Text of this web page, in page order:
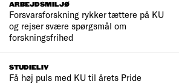
ARBEJDSMILJØ
Forsvarsforskning rykker tættere på KU
og rejser svære spørgsmål om
forskningsfrihed
STUDIELIV
Få høj puls med KU til årets Pride